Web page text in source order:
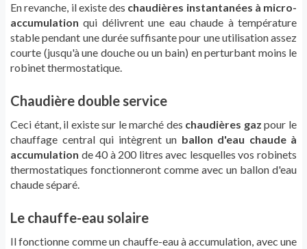
En revanche, il existe des chaudières instantanées à micro-
accumulation qui délivrent une eau chaude à température
stable pendant une durée suffisante pour une utilisation assez
courte (jusqu'à une douche ou un bain) en perturbant moins le
robinet thermostatique.
Chaudière double service
Ceci étant, il existe sur le marché des chaudières gaz pour le
chauffage central qui intègrent un ballon d'eau chaude à
accumulation de 40 à 200 litres avec lesquelles vos robinets
thermostatiques fonctionneront comme avec un ballon d'eau
chaude séparé.
Le chauffe-eau solaire
Il fonctionne comme un chauffe-eau à accumulation, avec une